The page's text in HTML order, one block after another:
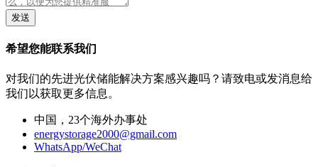
发送
希望您能联系我们
对我们的先进光伏储能解决方案感兴趣吗？请致电或发消息给
我们以获取更多信息。
中国，23个海外办事处
energystorage2000@gmail.com
WhatsApp/WeChat